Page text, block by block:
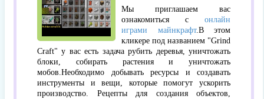
Мы приглашаем вас
ознакомиться с онлайн
играми майнкрафт.В этом
кликере под названием "Grind
Craft" у вас есть задача рубить деревья, уничтожать
блоки, собирать растения и уничтожать
мобов.Необходимо добывать ресурсы и создавать
инструменты и вещи, которые помогут ускорить
производство. Рецепты для создания объектов,